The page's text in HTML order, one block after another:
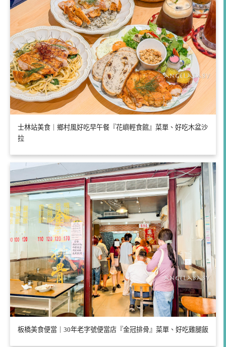
士林站美食｜鄉村風好吃早午餐『花嶼輕食館』菜單、好吃木盆沙
拉
板橋美食便當｜30年老字號便當店『金冠排骨』菜單、好吃雞腿飯